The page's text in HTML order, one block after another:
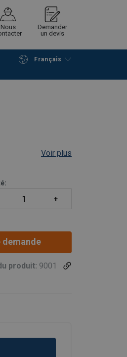
Nous
Demander
un devis
Français
demande
Voir plus
produit: 9001